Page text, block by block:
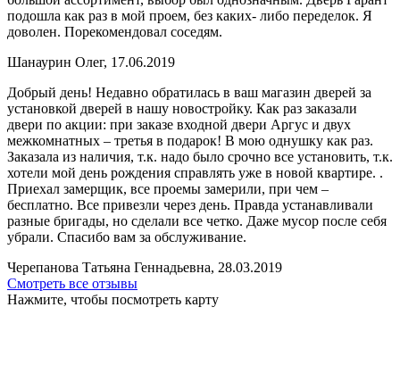
подошла как раз в мой проем, без каких- либо переделок. Я
доволен. Порекомендовал соседям.
Шанаурин Олег, 17.06.2019
Добрый день! Недавно обратилась в ваш магазин дверей за
установкой дверей в нашу новостройку. Как раз заказали
двери по акции: при заказе входной двери Аргус и двух
межкомнатных – третья в подарок! В мою однушку как раз.
Заказала из наличия, т.к. надо было срочно все установить, т.к.
хотели мой день рождения справлять уже в новой квартире. .
Приехал замерщик, все проемы замерили, при чем –
бесплатно. Все привезли через день. Правда устанавливали
разные бригады, но сделали все четко. Даже мусор после себя
убрали. Спасибо вам за обслуживание.
Черепанова Татьяна Геннадьевна, 28.03.2019
Смотреть все отзывы
Нажмите, чтобы посмотреть карту